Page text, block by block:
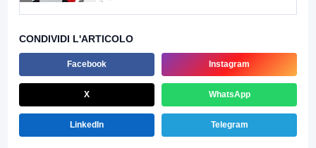
CONDIVIDI L'ARTICOLO
Facebook Instagram
X WhatsApp
LinkedIn Telegram